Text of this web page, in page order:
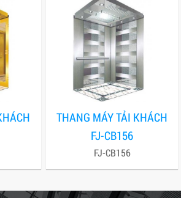
THANG MÁY TẢI KHÁCH
FJ-CB156
FJ-CB156